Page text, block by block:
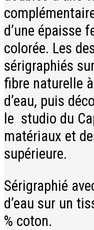
d’une épaisse
colorée. Les
sérigraphiés
fibre naturelle à
d’eau, puis
le studio du
matériaux et
supérieure.
Sérigraphié
d’eau sur un
% coton.